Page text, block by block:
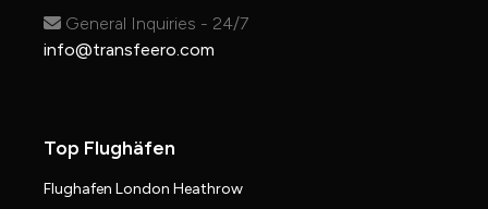
General Inquiries - 24/7
info@transfeero.com
Top Flughäfen
Flughafen London Heathrow